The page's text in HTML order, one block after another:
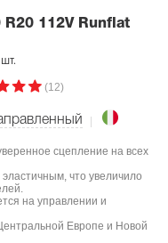
R20 112V Runflat
шт.
(12)
сцепление на всех
что увеличило
на управлении и
Европе и Новой